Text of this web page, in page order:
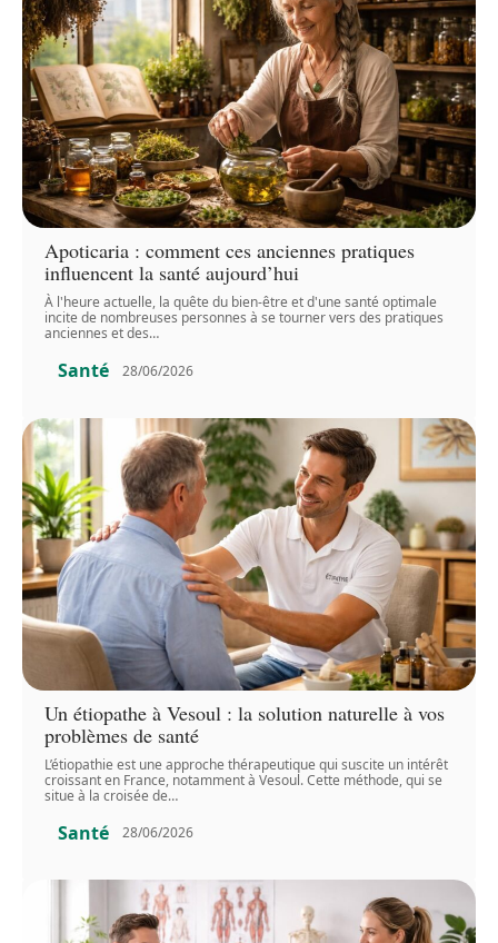
Apoticaria : comment ces anciennes pratiques
influencent la santé aujourd’hui
À l'heure actuelle, la quête du bien-être et d'une santé optimale
incite de nombreuses personnes à se tourner vers des pratiques
anciennes et des…
Santé 28/06/2026
Un étiopathe à Vesoul : la solution naturelle à vos
problèmes de santé
L’étiopathie est une approche thérapeutique qui suscite un intérêt
croissant en France, notamment à Vesoul. Cette méthode, qui se
situe à la croisée de…
Santé 28/06/2026